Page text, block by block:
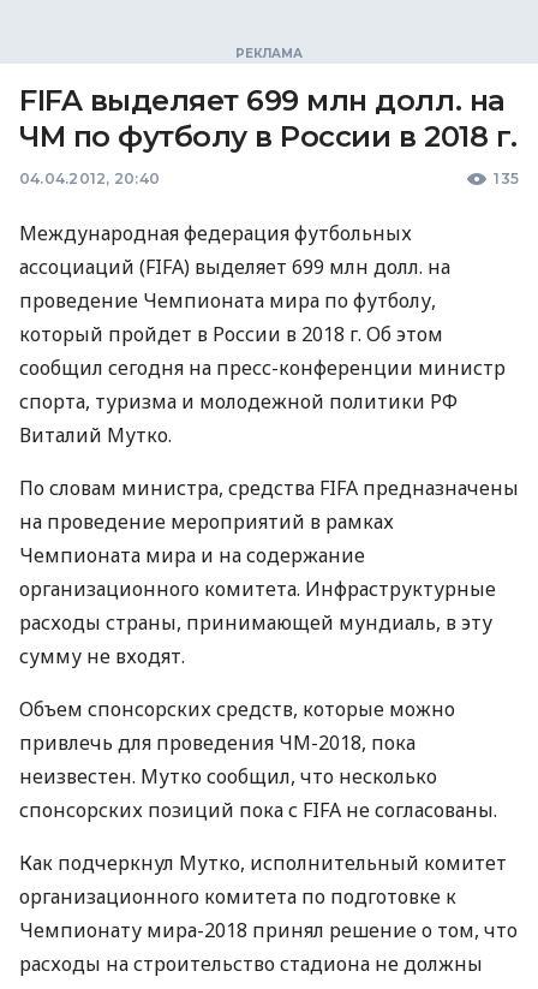
FIFA выделяет 699 млн долл. на
ЧМ по футболу в России в 2018 г.
04.04.2012, 20:40 135
Международная федерация футбольных
ассоциаций (FIFA) выделяет 699 млн долл. на
проведение Чемпионата мира по футболу,
который пройдет в России в 2018 г. Об этом
сообщил сегодня на пресс-конференции министр
спорта, туризма и молодежной политики РФ
Виталий Мутко.
По словам министра, средства FIFA предназначены
на проведение мероприятий в рамках
Чемпионата мира и на содержание
организационного комитета. Инфраструктурные
расходы страны, принимающей мундиаль, в эту
сумму не входят.
Объем спонсорских средств, которые можно
привлечь для проведения ЧМ-2018, пока
неизвестен. Мутко сообщил, что несколько
спонсорских позиций пока с FIFA не согласованы.
Как подчеркнул Мутко, исполнительный комитет
организационного комитета по подготовке к
Чемпионату мира-2018 принял решение о том, что
расходы на строительство стадиона не должны